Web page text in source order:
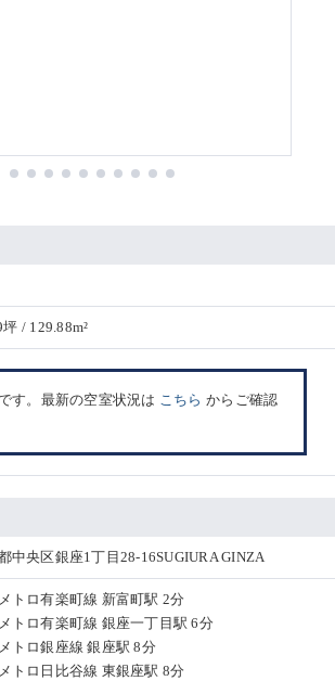
/ 129.88m²
す。最新の空室状況は こちら からご確認
中央区銀座1丁目28-16SUGIURA GINZA
トロ有楽町線 新富町駅 2分
トロ有楽町線 銀座一丁目駅 6分
トロ銀座線 銀座駅 8分
トロ日比谷線 東銀座駅 8分